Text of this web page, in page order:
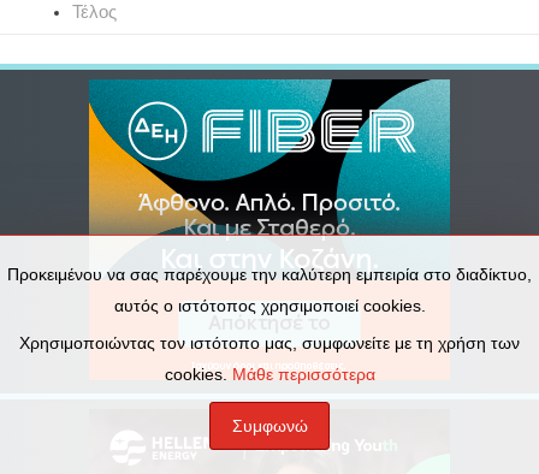
Τέλος
Προκειμένου να σας παρέχουμε την καλύτερη εμπειρία στο διαδίκτυο,
αυτός ο ιστότοπος χρησιμοποιεί cookies.
Χρησιμοποιώντας τον ιστότοπο μας, συμφωνείτε με τη χρήση των
cookies.Μάθε περισσότερα
Συμφωνώ